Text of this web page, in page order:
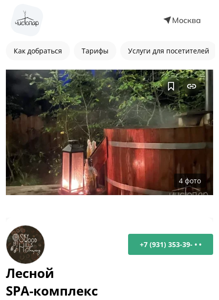
Москва
Как добраться Тарифы Услуги для посетителей
4 фото
+7 (931) 353-39- • •
Лесной
SPA-комплекс